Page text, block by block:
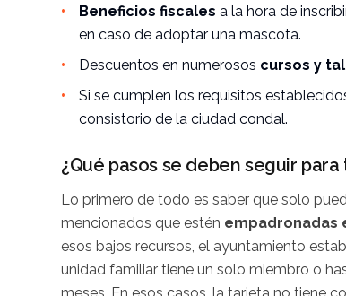
Beneficios fiscales a la hora de
en caso de adoptar una mascota.
Descuentos en numerosos cursos y
Si se cumplen los requisitos
consistorio de la ciudad condal.
¿Qué pasos se deben seguir
Lo primero de todo es saber que solo
mencionados que estén empadronadas
esos bajos recursos, el ayuntamiento
unidad familiar tiene un solo miembro o